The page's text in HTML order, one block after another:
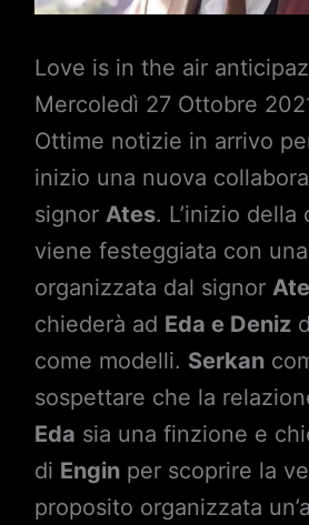
Love is in the air
Mercoledì 27 Ottobre
Ottime notizie in arrivo
inizio una nuova
signor Ates. L’inizio della
viene festeggiata con
organizzata dal signor
chiederà ad Eda e Deniz
come modelli. Serkan
sospettare che la
Eda sia una finzione e
di Enginper scoprire la
proposito organizzata